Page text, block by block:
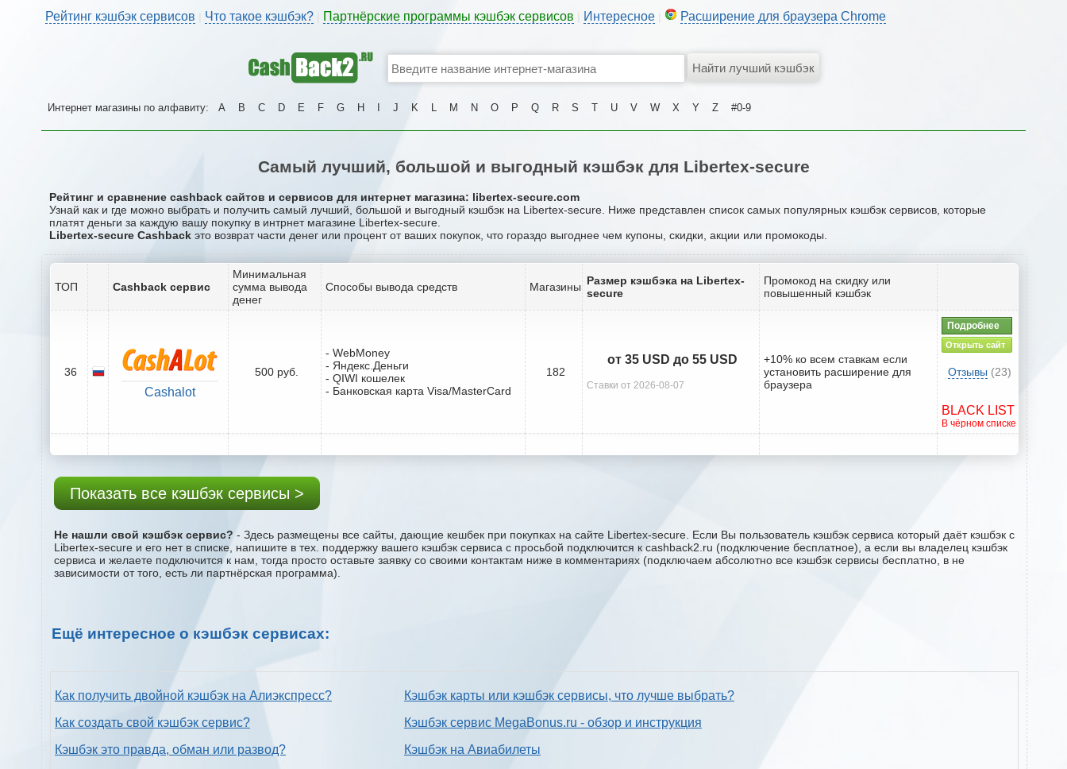
Рейтинг кэшбэк сервисов Что такое кэшбэк? Партнёрские программы кэшбэк сервисов Интересное Расширение для браузера Chrome
Интернет магазины по алфавиту: A B C D E F G H J K L M N O P Q R S T U V W X Y Z #0-9
Самый лучший, большой и выгодный кэшбэк для Libertex-secure
Рейтинг и сравнение cashback сайтов и сервисов для интернет магазина: libertex-secure.com
Узнай как и где можно выбрать и получить самый лучший, большой и выгодный кэшбэк на Libertex-secure. Ниже представлен список самых популярных кэшбэк сервисов, которые
платят деньги за каждую вашу покупку в интрнет магазине Libertex-secure.
Libertex-secure Cashback это возврат части денег или процент от ваших покупок, что гораздо выгоднее чем купоны, скидки, акции или промокоды.
ТОП Cashback сервис
Минимальная
сумма вывода
денег
Способы вывода средств Магазины Размер кэшбэка на Libertex-
secure
Промокод на скидку или
повышенный кэшбэк
36
Cashalot
500 руб.
- WebMoney
- Яндекс.Деньги
- QIWI кошелек
- Банковская карта Visa/MasterCard
182
от 35 USD до 55 USD
Ставки от 2026-08-07
+10% ко всем ставкам если
установить расширение для
браузера
Подробнее
Открыть сайт
Отзывы (23)
BLACK LIST
В чёрном списке
Показать все кэшбэк сервисы >
Не нашли свой кэшбэк сервис? - Здесь размещены все сайты, дающие кешбек при покупках на сайте Libertex-secure. Если Вы пользователь кэшбэк сервиса который даёт кэшбэк с
Libertex-secure и его нет в списке, напишите в тех. поддержку вашего кэшбэк сервиса с проcьбой подключится к cashback2.ru (подключение бесплатное), а если вы владелец кэшбэк
сервиса и желаете подключится к нам, тогда просто оставьте заявку со своими контактам ниже в комментариях (подключаем абсолютно все кэшбэк сервисы бесплатно, в не
зависимости от того, есть ли партнёрская программа).
Ещё интересное о кэшбэк сервисах:
Как получить двойной кэшбэк на Алиэкспресс?
Как создать свой кэшбэк сервис?
Кэшбэк это правда, обман или развод?
Кэшбэк карты или кэшбэк сервисы, что лучше выбрать?
Кэшбэк сервис MegaBonus.ru - обзор и инструкция
Кэшбэк на Авиабилеты